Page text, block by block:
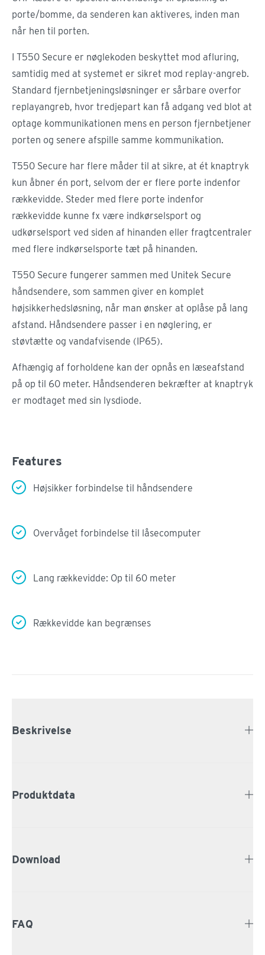
porte/bomme, da senderen kan aktiveres, inden man
når hen til porten.
I T550 Secure er nøglekoden beskyttet mod afluring,
samtidig med at systemet er sikret mod replay-angreb.
Standard fjernbetjeningsløsninger er sårbare overfor
replayangreb, hvor tredjepart kan få adgang ved blot at
optage kommunikationen mens en person fjernbetjener
porten og senere afspille samme kommunikation.
T550 Secure har flere måder til at sikre, at ét knaptryk
kun åbner én port, selvom der er flere porte indenfor
rækkevidde. Steder med flere porte indenfor
rækkevidde kunne fx være indkørselsport og
udkørselsport ved siden af hinanden eller fragtcentraler
med flere indkørselsporte tæt på hinanden.
T550 Secure fungerer sammen med Unitek Secure
håndsendere, som sammen giver en komplet
højsikkerhedsløsning, når man ønsker at oplåse på lang
afstand. Håndsendere passer i en nøglering, er
støvtætte og vandafvisende (IP65).
Afhængig af forholdene kan der opnås en læseafstand
på op til 60 meter. Håndsenderen bekræfter at knaptryk
er modtaget med sin lysdiode.
Features
Højsikker forbindelse til håndsendere
Overvåget forbindelse til låsecomputer
Lang rækkevidde: Op til 60 meter
Rækkevidde kan begrænses
Beskrivelse
Produktdata
Download
FAQ